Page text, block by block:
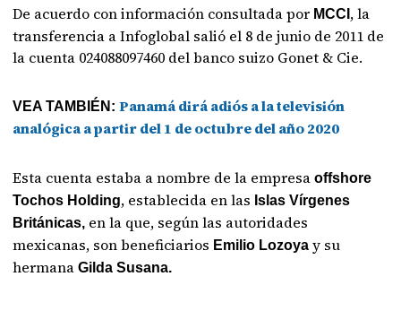
De acuerdo con información consultada por MCCI , la
transferencia a Infoglobal salió el 8 de junio de 2011 de
la cuenta 024088097460 del banco suizo Gonet & Cie.
VEA TAMBIÉN:Panamá dirá adiós a la televisión
analógica a partir del 1 de octubre del año 2020
Esta cuenta estaba a nombre de la empresa offshore
Tochos Holding, establecida en las Islas Vírgenes
Británicas, en la que, según las autoridades
mexicanas, son beneficiarios Emilio Lozoya y su
hermanaGilda Susana.